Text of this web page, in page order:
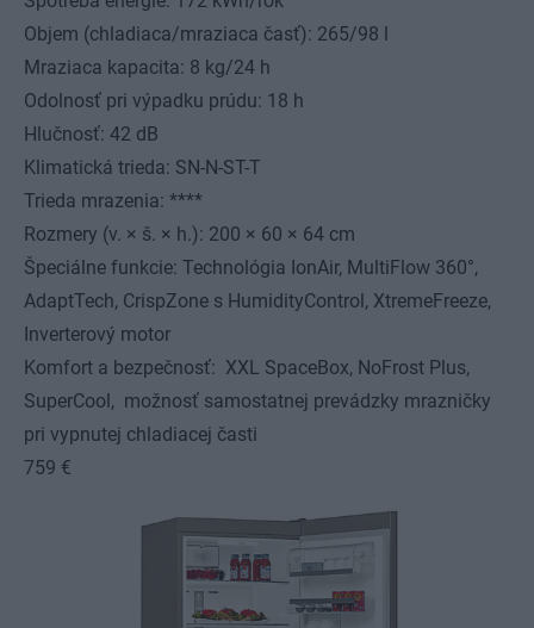
Objem (chladiaca/mraziaca časť): 265/98 l
Mraziaca kapacita: 8 kg/24 h
Odolnosť pri výpadku prúdu: 18 h
Hlučnosť: 42 dB
Klimatická trieda: SN-N-ST-T
Trieda mrazenia: ****
Rozmery (v. × š. × h.): 200 × 60 × 64 cm
Špeciálne funkcie: Technológia IonAir, MultiFlow 360°,
AdaptTech, CrispZone s HumidityControl, XtremeFreeze,
Inverterový motor
Komfort a bezpečnosť: XXL SpaceBox, NoFrost Plus,
SuperCool, možnosť samostatnej prevádzky mrazničky
pri vypnutej chladiacej časti
759 €